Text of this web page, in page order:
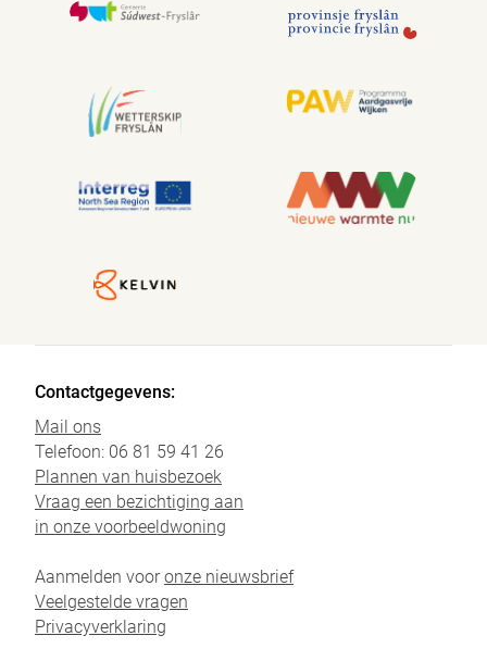
Contactgegevens:
Mail ons
Telefoon: 06 81 59 41 26
Plannen van huisbezoek
Vraag een bezichtiging aan
in onze voorbeeldwoning
Aanmelden vooronze nieuwsbrief
Veelgestelde vragen
Privacyverklaring